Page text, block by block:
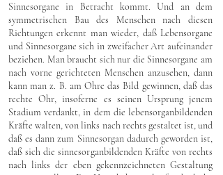
Sinnesorgane in Betracht kommt. Und an dem
symmetrischen Bau des Menschen nach diesen
Richtungen erkennt man wieder, daß Lebensorgane
und Sinnesorgane sich in zweifacher Art aufeinander
beziehen. Man braucht sich nur die Sinnesorgane am
nach vorne gerichteten Menschen anzusehen, dann
kann man z. B. am Ohre das Bild gewinnen, daß das
rechte Ohr, insoferne es seinen Ursprung jenem
Stadium verdankt, in dem die lebensorganbildenden
Kräfte walten, von links nach rechts gestaltet ist, und
daß es dann zum Sinnesorgan dadurch geworden ist,
daß sich die sinnesorganbildenden Kräfte von rechts
nach links der eben gekennzeichneten Gestaltung